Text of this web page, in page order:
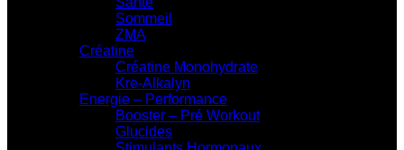
Sommeil
ZMA
Créatine
Créatine Monohydrate
Kre-Alkalyn
Energie – Performance
Booster – Pré Workout
Glucides